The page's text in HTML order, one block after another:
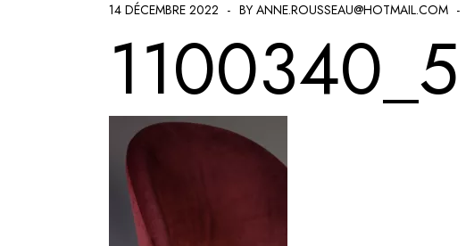
14 DÉCEMBRE 2022 BY ANNE.ROUSSEAU@HOTMAIL.COM
1100340_5